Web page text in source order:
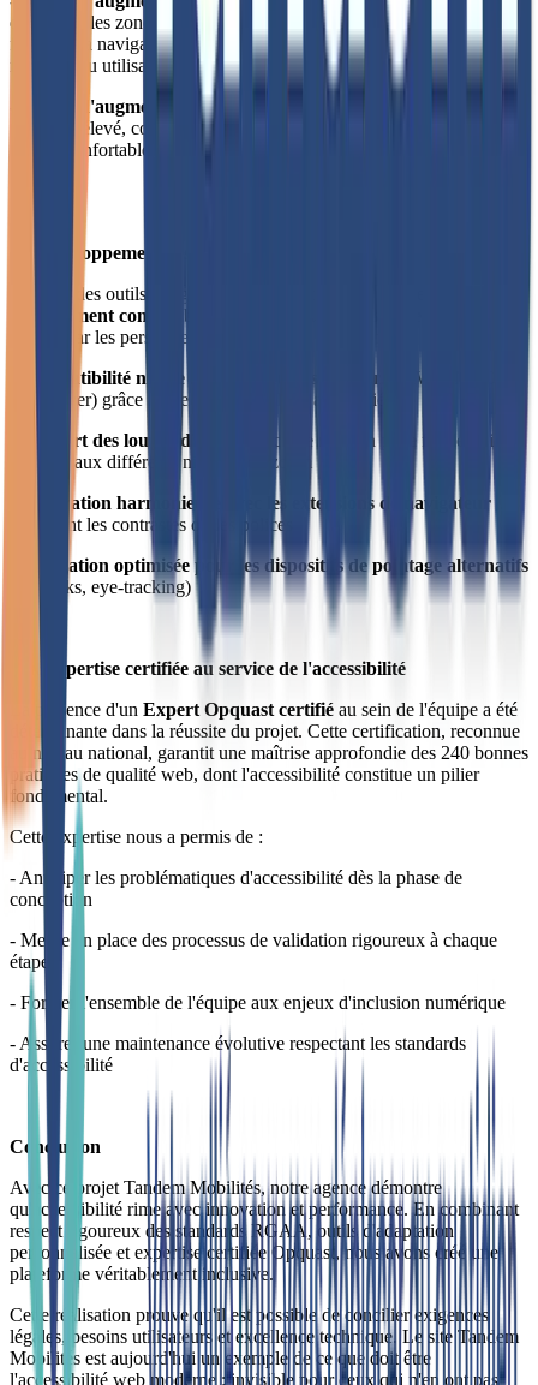
d'agrandir les zones cliquables jusqu'à 150% de leur taille initiale,
facilitant la navigation pour les personnes ayant des difficultés
motrices ou utilisant le site sur mobile.
- L'outil d'augmentation des contrastes
contraste élevé, contraste inversé et mode nuit, permettant une
lecture confortable même en cas de déficience visuelle ou de fatigue
Un développement respectueux des standards externes
parfaitement compatible avec les outils d'assistance externes
utilisés par les personnes en situation de handicap :
- Compatibilité native avec les lecteurs d'écran
(JAWS, NVDA,
VoiceOver) grâce à une structure ARIA appropriée
- Support des loupes d'écran
avec une mise en page fluide qui
s'adapte aux différents niveaux de zoom
- Intégration harmonieuse avec les extensions de navigateur
modifiant les contrastes ou les polices
- Navigation optimisée pour les dispositifs de pointage alternatifs
(joysticks, eye-tracking)
Une expertise certifiée au service de l'accessibilité
La présence d'un Expert Opquast certifié au sein de l'équipe a été
déterminante dans la réussite du projet. Cette certification, reconnue
au niveau national, garantit une maîtrise approfondie des 240 bonnes
pratiques de qualité web, dont l'accessibilité constitue un pilier
fondamental.
Cette expertise nous a permis de :
- Anticiper les problématiques d'accessibilité dès la phase de
conception
- Mettre en place des processus de validation rigoureux à chaque
étape
- Former l'ensemble de l'équipe aux enjeux d'inclusion numérique
- Assurer une maintenance évolutive respectant les standards
d'accessibilité
Conclusion
Avec ce projet Tandem Mobilités, notre agence démontre
qu'accessibilité rime avec innovation et performance. En combinant
respect rigoureux des standards RGAA, outils d'adaptation
personnalisée et expertise certifiée Opquast, nous avons créé une
plateforme véritablement inclusive.
Cette réalisation prouve qu'il est possible de concilier exigences
légales, besoins utilisateurs et excellence technique. Le site Tandem
Mobilités est aujourd'hui un exemple de ce que doit être
l'accessibilité web moderne : invisible pour ceux qui n'en ont pas